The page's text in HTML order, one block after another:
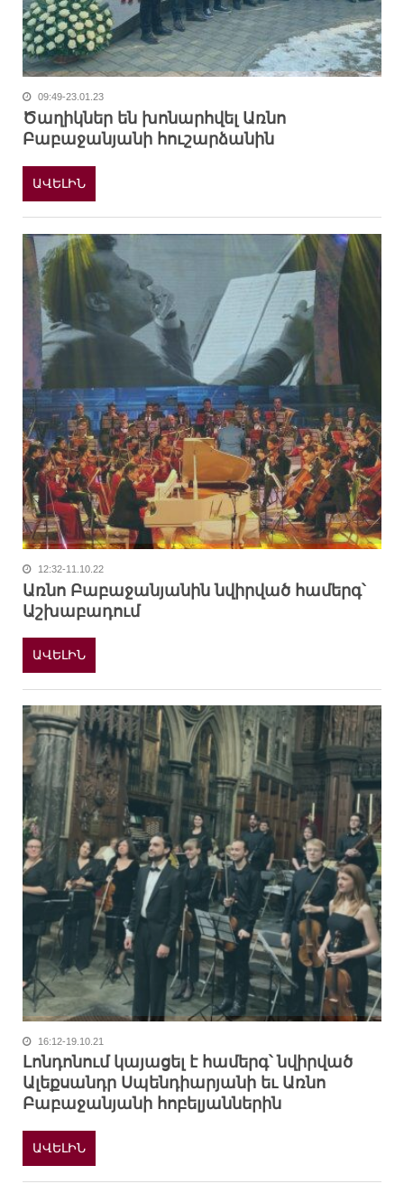
09:49-23.01.23
Ծաղիկներ են խոնարհվել Առնո
Բաբաջանյանի հուշարձանին
ԱՎԵԼԻՆ
12:32-11.10.22
Առնո Բաբաջանյանին նվիրված համերգ՝
Աշխաբադում
ԱՎԵԼԻՆ
16:12-19.10.21
Լոնդոնում կայացել է համերգ՝ նվիրված
Ալեքսանդր Սպենդիարյանի եւ Առնո
Բաբաջանյանի հոբելյաններին
ԱՎԵԼԻՆ